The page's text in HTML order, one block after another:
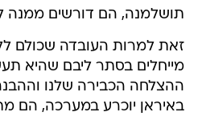
תושלמנה, הם דורשים ממנה
זאת למרות העובדה שכולם
מייחלים בסתר ליבם שהיא
ההצלחה הכבירה שלנו
באיראן יוכרע במערכה, הם